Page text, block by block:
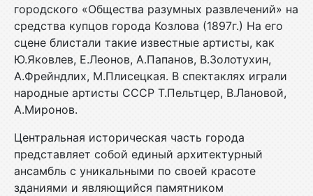
городского «Общества разумных развлечений» на
средства купцов города Козлова (1897г.) На его
сцене блистали такие известные артисты, как
Ю.Яковлев, Е.Леонов, А.Папанов, В.Золотухин,
А.Фрейндлих, М.Плисецкая. В спектаклях играли
народные артисты СССР Т.Пельтцер, В.Лановой,
А.Миронов.
Центральная историческая часть города
представляет собой единый архитектурный
ансамбль с уникальными по своей красоте
зданиями и являющийся памятником